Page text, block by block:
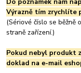
Výrazně tím zrychlíte
(Sériové číslo se běžně
straně zařízení.)
Pokud nebyl produkt
doklad na e-mail